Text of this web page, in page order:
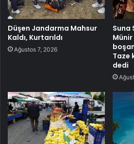
Düşen Jandarma Mahsur
Kaldı, Kurtarıldı
Ağustos 7, 2026
Suna
Taze
dedi